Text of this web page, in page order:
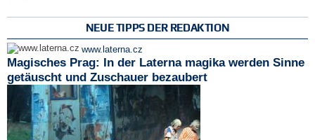
NEUE TIPPS DER REDAKTION
www.laterna.cz
Magisches Prag: In der Laterna magika werden Sinne
getäuscht und Zuschauer bezaubert